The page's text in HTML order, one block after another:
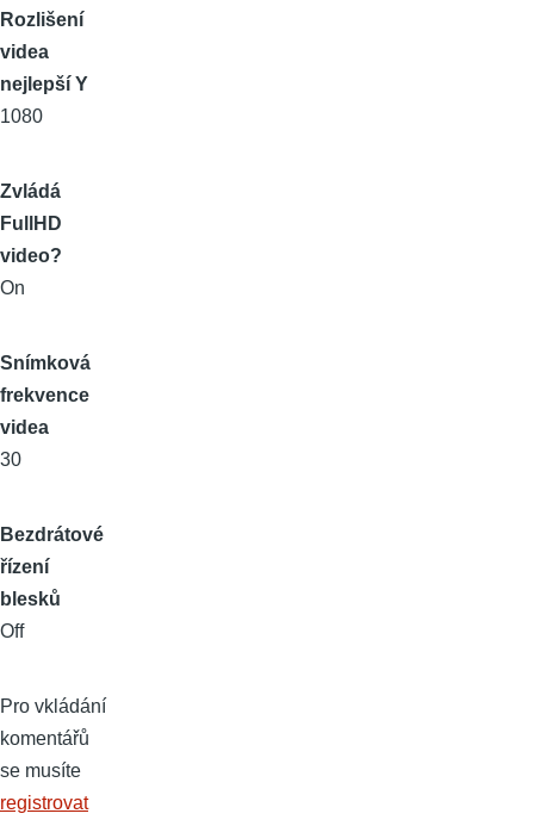
Rozlišení
videa
nejlepší Y
1080
Zvládá
FullHD
video?
On
Snímková
frekvence
videa
30
Bezdrátové
řízení
blesků
Off
Pro vkládání
komentářů
se musíte
registrovat